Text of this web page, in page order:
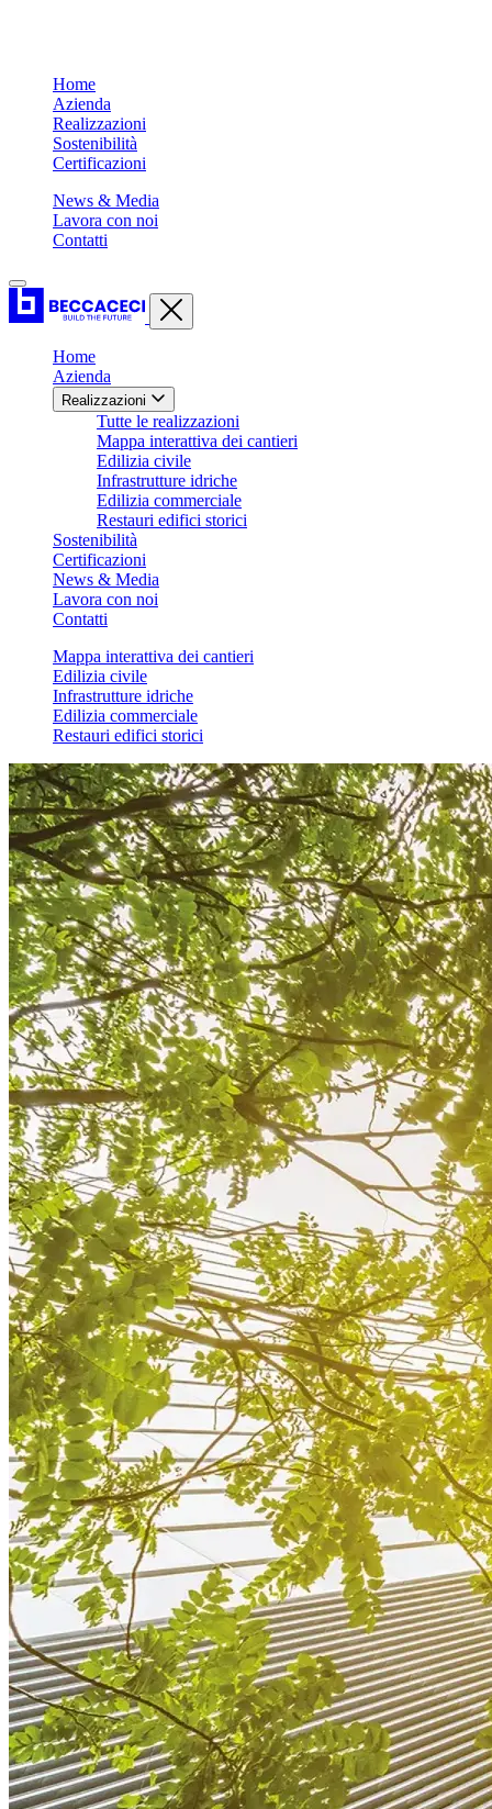
Home
Azienda
Realizzazioni
Sostenibilità
Certificazioni
News & Media
Lavora con noi
Contatti
Home
Azienda
Realizzazioni
Tutte le realizzazioni
Mappa interattiva dei cantieri
Edilizia civile
Infrastrutture idriche
Edilizia commerciale
Restauri edifici storici
Sostenibilità
Certificazioni
News & Media
Lavora con noi
Contatti
Mappa interattiva dei cantieri
Edilizia civile
Infrastrutture idriche
Edilizia commerciale
Restauri edifici storici